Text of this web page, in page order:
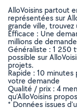
AlloVoisins partout
représentées sur
grande ville,
Efficace : Une
millions de
Généraliste : 1 250
possible sur
projets.
Rapide : 10
votre demande
Qualité / prix : 4
qu’AlloVoisins
* Données issues